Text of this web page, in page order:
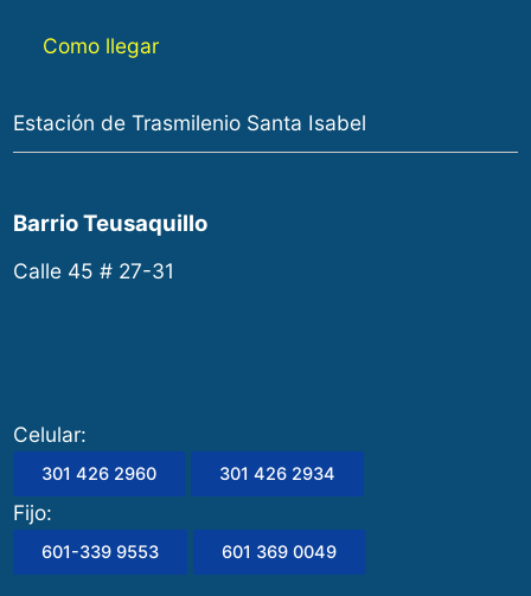
Como llegar
Estación de Trasmilenio Santa Isabel
Barrio Teusaquillo
Calle 45 # 27-31
Celular:
301 426 2960 301 426 2934
Fijo:
601-339 9553 601 369 0049